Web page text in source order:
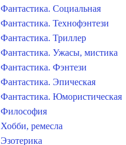
Фантастика. Социальная
Фантастика. Технофэнтези
Фантастика. Триллер
Фантастика. Ужасы, мистика
Фантастика. Фэнтези
Фантастика. Эпическая
Фантастика. Юмористическая
Философия
Хобби, ремесла
Эзотерика